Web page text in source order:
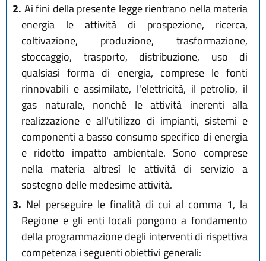
2. Ai fini della presente legge rientrano nella materia
energia le attività di prospezione, ricerca,
coltivazione, produzione, trasformazione,
stoccaggio, trasporto, distribuzione, uso di
qualsiasi forma di energia, comprese le fonti
rinnovabili e assimilate, l'elettricità, il petrolio, il
gas naturale, nonché le attività inerenti alla
realizzazione e all'utilizzo di impianti, sistemi e
componenti a basso consumo specifico di energia
e ridotto impatto ambientale. Sono comprese
nella materia altresì le attività di servizio a
sostegno delle medesime attività.
3. Nel perseguire le finalità di cui al comma 1, la
Regione e gli enti locali pongono a fondamento
della programmazione degli interventi di rispettiva
competenza i seguenti obiettivi generali: